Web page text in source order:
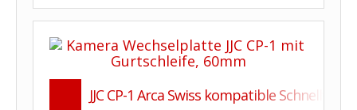
JJC CP-1 Arca Swiss kompatible